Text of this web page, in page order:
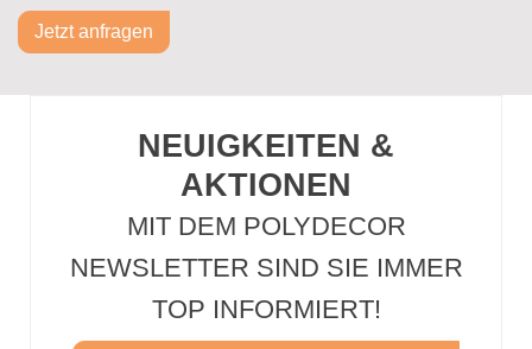
Jetzt anfragen
NEUIGKEITEN &
AKTIONEN
MIT DEM POLYDECOR
NEWSLETTER SIND SIE IMMER
TOP INFORMIERT!